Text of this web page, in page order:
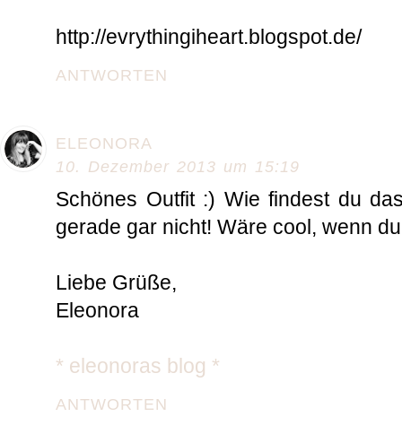
http://evrythingiheart.blogspot.de/
ANTWORTEN
ELEONORA
10. Dezember 2013 um 15:19
Schönes Outfit :) Wie findest du
gerade gar nicht! Wäre cool, wenn
Liebe Grüße,
Eleonora
* eleonoras blog *
ANTWORTEN